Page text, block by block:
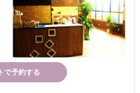
で予約する